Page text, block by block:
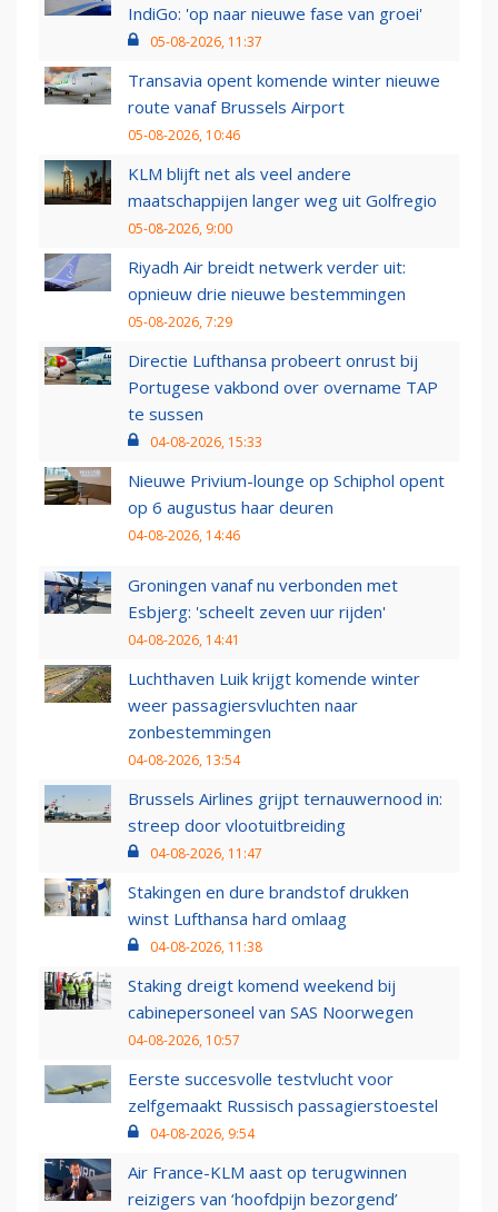
IndiGo: 'op naar nieuwe fase van groei'
05-08-2026, 11:37
Transavia opent komende winter nieuwe
route vanaf Brussels Airport
05-08-2026, 10:46
KLM blijft net als veel andere
maatschappijen langer weg uit Golfregio
05-08-2026, 9:00
Riyadh Air breidt netwerk verder uit:
opnieuw drie nieuwe bestemmingen
05-08-2026, 7:29
Directie Lufthansa probeert onrust bij
Portugese vakbond over overname TAP
te sussen
04-08-2026, 15:33
Nieuwe Privium-lounge op Schiphol opent
op 6 augustus haar deuren
04-08-2026, 14:46
Groningen vanaf nu verbonden met
Esbjerg: 'scheelt zeven uur rijden'
04-08-2026, 14:41
Luchthaven Luik krijgt komende winter
weer passagiersvluchten naar
zonbestemmingen
04-08-2026, 13:54
Brussels Airlines grijpt ternauwernood in:
streep door vlootuitbreiding
04-08-2026, 11:47
Stakingen en dure brandstof drukken
winst Lufthansa hard omlaag
04-08-2026, 11:38
Staking dreigt komend weekend bij
cabinepersoneel van SAS Noorwegen
04-08-2026, 10:57
Eerste succesvolle testvlucht voor
zelfgemaakt Russisch passagierstoestel
04-08-2026, 9:54
Air France-KLM aast op terugwinnen
reizigers van ‘hoofdpijn bezorgend’